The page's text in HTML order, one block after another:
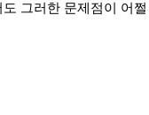
그러한 문제점이 어